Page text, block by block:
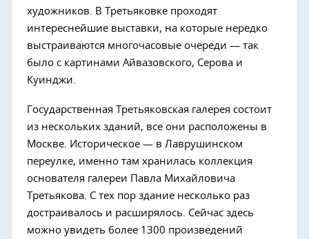
художников. В Третьяковке проходят
интереснейшие выставки, на которые нередко
выстраиваются многочасовые очереди — так
было с картинами Айвазовского, Серова и
Куинджи.
Государственная Третьяковская галерея состоит
из нескольких зданий, все они расположены в
Москве. Историческое — в Лаврушинском
переулке, именно там хранилась коллекция
основателя галереи Павла Михайловича
Третьякова. С тех пор здание несколько раз
достраивалось и расширялось. Сейчас здесь
можно увидеть более 1300 произведений